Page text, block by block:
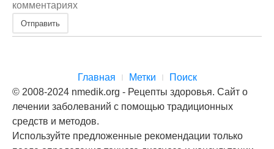
комментариях
Отправить
Главная Метки
Поиск
© 2008-2024 nmedik.org - Рецепты здоровья. Сайт о
лечении заболеваний с помощью традиционных
средств и методов.
Используйте предложенные рекомендации только